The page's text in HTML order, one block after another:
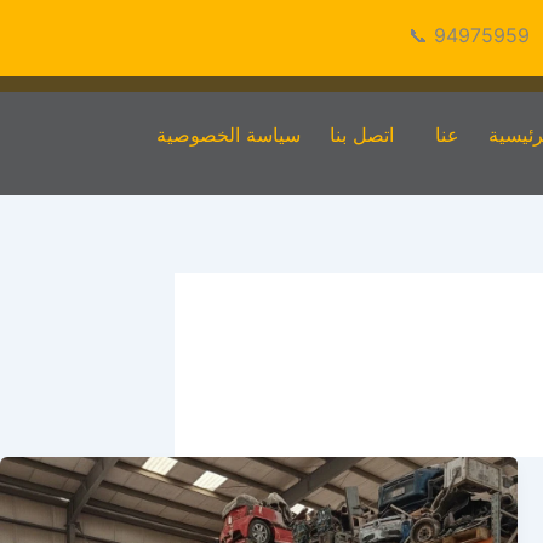
94975959 📞
عنا اتصل بنا سياسة الخصوصية